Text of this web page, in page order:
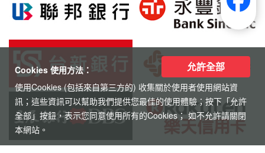
Cookies 使用方法：
使用Cookies (包括來自第三方的) 收集關於使用者使用網站資
訊；這些資訊可以幫助我們提供您最佳的使用體驗；按下「允許
全部」按鈕，表示您同意使用所有的Cookies； 如不允許請關閉
本網站。
允許全部
世界部落格
世界旅行社股份有限公司
綜合旅遊業：交觀綜2117號
品保協會會員：品保北0752號
統一編號：52343132
代表人：黃奕鋒